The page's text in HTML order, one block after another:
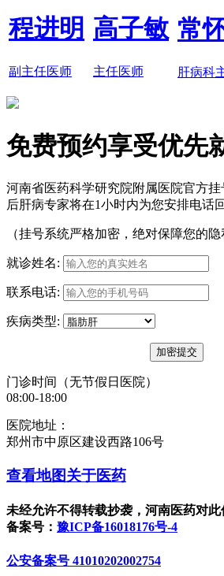
程进明
副主任医师
高子敏
主任医师
常
肝病科
免费预约享受优先
河南省医药科学研究院附属医院官方
后肝病专家将在1小时内为您安排电话回
（挂号系统严格加密，绝对保障您的隐
就诊姓名:
联系电话:
疾病类型:
门诊时间（无节假日医院）
08:00-18:00
医院地址：
郑州市中原区建设西路106号
查看地图关于医药
未经允许不得转载抄袭，河南医药对
备案号： 豫ICP备16018176号-4
公安备案号 41010202002754